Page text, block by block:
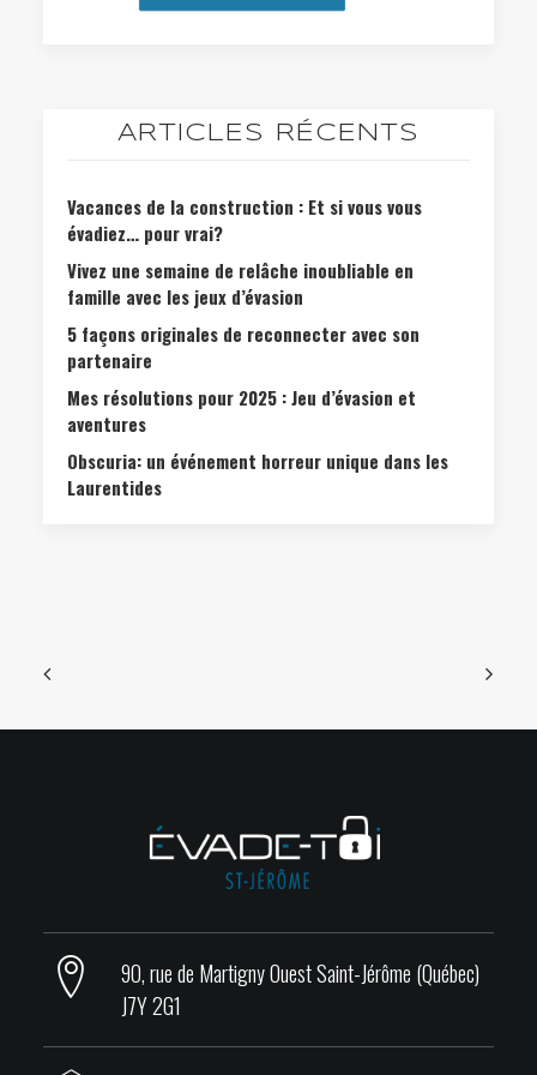
ARTICLES RÉCENTS
Vacances de la construction : Et si vous vous
évadiez… pour vrai?
Vivez une semaine de relâche inoubliable en
famille avec les jeux d’évasion
5 façons originales de reconnecter avec son
partenaire
Mes résolutions pour 2025 : Jeu d’évasion et
aventures
Obscuria: un événement horreur unique dans les
Laurentides
90, rue de Martigny Ouest Saint-Jérôme (Québec)
J7Y 2G1